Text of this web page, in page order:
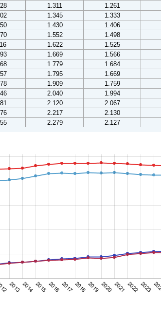
1.311 1.261
1.345 1.333
1.430 1.406
1.552 1.498
1.622 1.525
1.669 1.566
1.779 1.684
1.795 1.669
1.909 1.759
2.040 1.994
2.120 2.067
2.217 2.130
2.279 2.127